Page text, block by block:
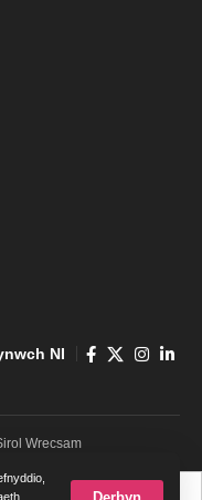
Derbyn
NI
Wrecsam